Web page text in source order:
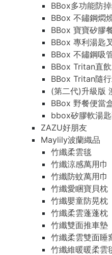
BBox多功能防
BBox 不鏽鋼燜
BBox 寶寶矽膠
BBox 專利湯匙
BBox 不鏽鋼吸
BBox Tritan直
BBox Tritan隨
(第二代)升級版
BBox 野餐便當
bbox矽膠軟湯
ZAZU好朋友
Maylily波蘭織品
竹纖柔雲毯
竹纖涼感萬用巾
竹纖防蚊萬用巾
竹纖愛睏寶貝枕
竹纖嬰童防晃枕
竹纖柔雲蓬蓬枕
竹纖雙面推車墊
竹纖柔雲雙面睡
竹纖維暖暖柔雲